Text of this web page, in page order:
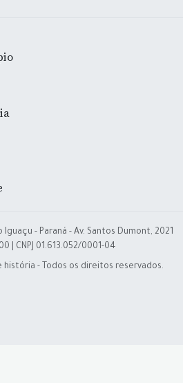
- Paraná - Av. Santos Dumont, 2021
| CNPJ 01.613.052/0001-04
história - Todos os direitos reservados.